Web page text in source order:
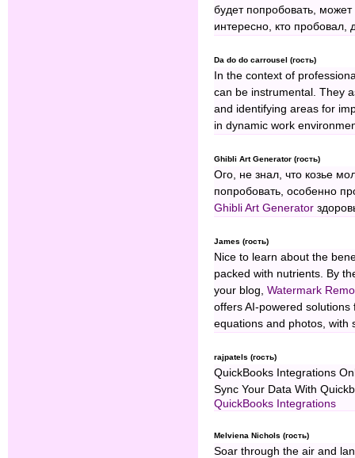
будет попробовать,
интересно, кто пробовал,
Da do do carrousel (гость)
In the context of
can be instrumental. They
and identifying areas for
in dynamic work
Ghibli Art Generator (гость)
Ого, не знал, что козье
попробовать, особенно
Ghibli Art Generator
James (гость)
Nice to learn about the
packed with nutrients. By
your blog, Watermark
offers AI-powered
equations and photos, with
rajpatels (гость)
QuickBooks Integrations
Sync Your Data With
QuickBooks Integrations
Melviena Nichols (гость)
Soar through the air and